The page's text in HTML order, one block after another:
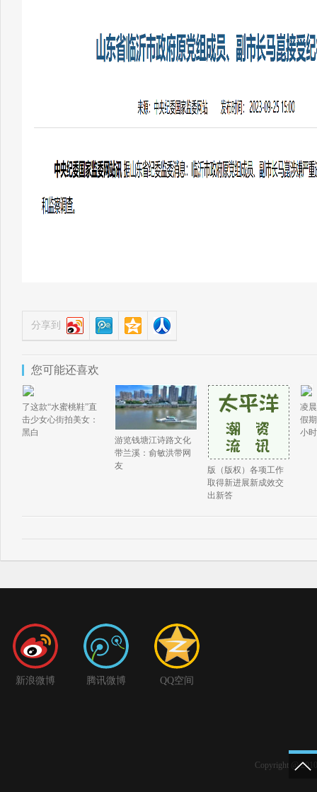
分享到
您可能还喜欢
了这款“水蜜桃鞋”直
击少女心街拍美女：
黑白
游览钱塘江诗路文化
带兰溪：俞敏洪带网
友
版（版权）各项工作
取得新进展新成效交
出新答
凌
假
小
新浪微博 腾讯微博 QQ空间
Copyright @